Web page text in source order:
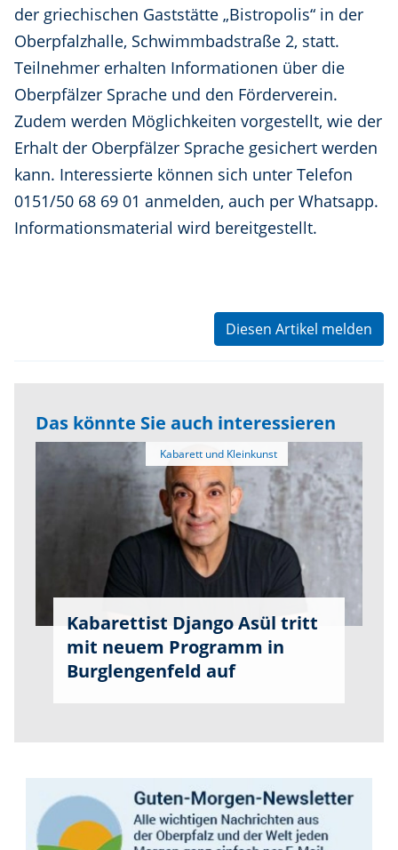
der griechischen Gaststätte „Bistropolis“ in der
Oberpfalzhalle, Schwimmbadstraße 2, statt.
Teilnehmer erhalten Informationen über die
Oberpfälzer Sprache und den Förderverein.
Zudem werden Möglichkeiten vorgestellt, wie der
Erhalt der Oberpfälzer Sprache gesichert werden
kann. Interessierte können sich unter Telefon
0151/50 68 69 01 anmelden, auch per Whatsapp.
Informationsmaterial wird bereitgestellt.
Diesen Artikel melden
Das könnte Sie auch interessieren
Kabarett und Kleinkunst
Kabarettist Django Asül tritt
mit neuem Programm in
Burglengenfeld auf